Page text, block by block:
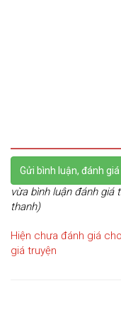
Gửi bình luận, đánh
vừa bình luận đánh giá
thanh)
Hiện chưa đánh giá
giá truyện